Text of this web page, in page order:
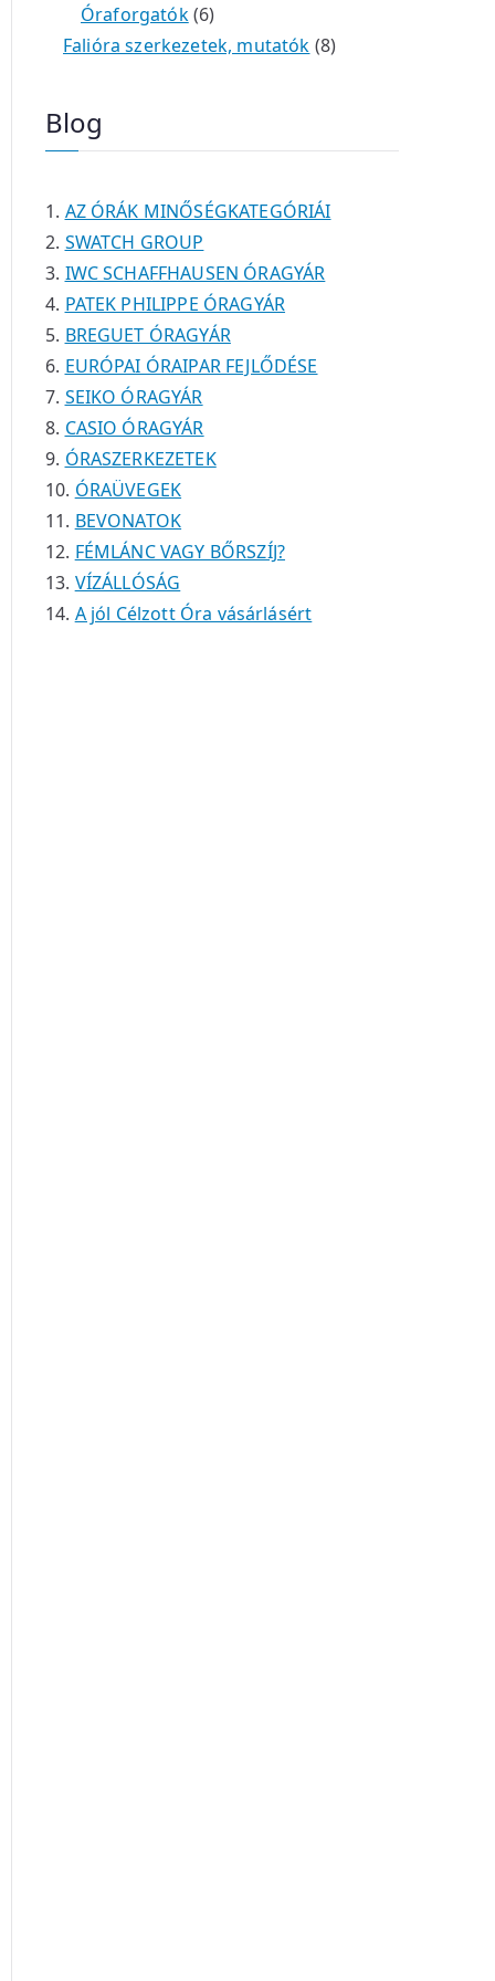
é
k
é
é
m
t
e
t
e
t
k
Óraforgatók 66
t
k
Falióra szerkezetek, mutatók 88
é
Blog
AZ ÓRÁK MINŐSÉGKATEGÓRIÁI
SWATCH GROUP
IWC SCHAFFHAUSEN ÓRAGYÁR
PATEK PHILIPPE ÓRAGYÁR
BREGUET ÓRAGYÁR
EURÓPAI ÓRAIPAR FEJLŐDÉSE
SEIKO ÓRAGYÁR
CASIO ÓRAGYÁR
ÓRASZERKEZETEK
ÓRAÜVEGEK
BEVONATOK
FÉMLÁNC VAGY BŐRSZÍJ?
VÍZÁLLÓSÁG
A jól Célzott Óra vásárlásért